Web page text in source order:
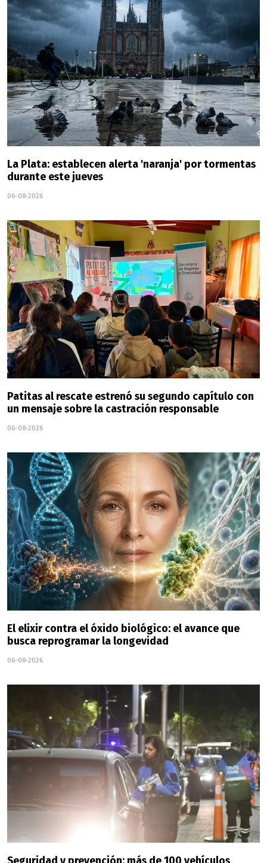
La Plata: establecen alerta 'naranja' por tormentas
durante este jueves
06-08-2026
Patitas al rescate estrenó su segundo capítulo con
un mensaje sobre la castración responsable
06-08-2026
El elixir contra el óxido biológico: el avance que
busca reprogramar la longevidad
06-08-2026